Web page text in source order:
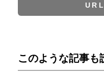
このような記事も